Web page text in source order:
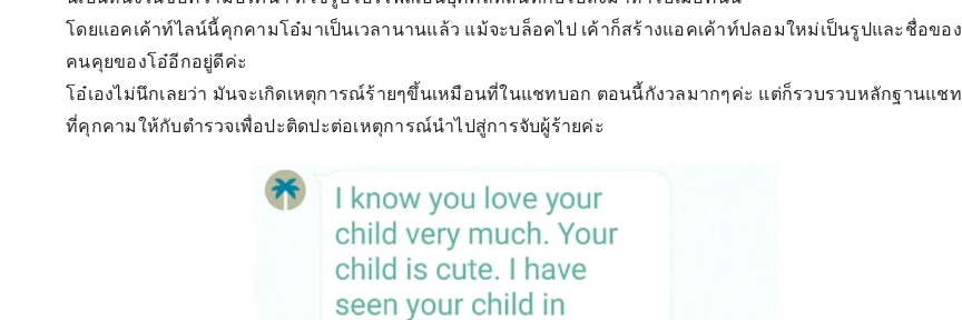
โดยแอคเค้าท์ไลน์นี้คุกคามโอ๋มาเป็นเวลานานแล้ว แม้จะบล็อคไป เค้าก็สร้างแอคเค้าท์ปลอมใหม่เป็นรูปและชื่อของ
คนคุยของโอ๋อีกอยู่ดีค่ะ
โอ๋เองไม่นึกเลยว่า มันจะเกิดเหตุการณ์ร้ายๆขึ้นเหมือนที่ในแชทบอก ตอนนี้กังวลมากๆค่ะ แต่ก็รวบรวบหลักฐานแชท
ที่คุกคามให้กับตำรวจเพื่อปะติดปะต่อเหตุการณ์นำไปสู่การจับผู้ร้ายค่ะ